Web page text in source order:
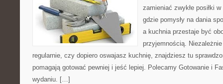
zamieniać zwykłe posiłki
gdzie pomysły na dania
a kuchnia przestaje być
przyjemnością.
regularnie, czy dopiero oswajasz kuchnię, znajdziesz tu
pomagają gotować pewniej i jeść lepiej. Polecamy Gotowanie i
wydaniu. […]